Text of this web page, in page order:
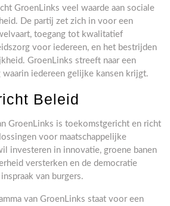
GroenLinks veel waarde aan sociale
De partij zet zich in voor een
toegang tot kwalitatief
voor iedereen, en het bestrijden
GroenLinks streeft naar een
waarin iedereen gelijke kansen krijgt.
Beleid
GroenLinks is toekomstgericht en richt
voor maatschappelijke
investeren in innovatie, groene banen
versterken en de democratie
van burgers.
van GroenLinks staat voor een